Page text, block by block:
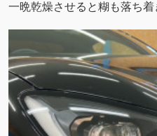
一晩乾燥させると糊も落ち着